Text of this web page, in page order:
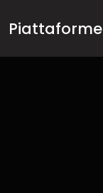
Piattaforme